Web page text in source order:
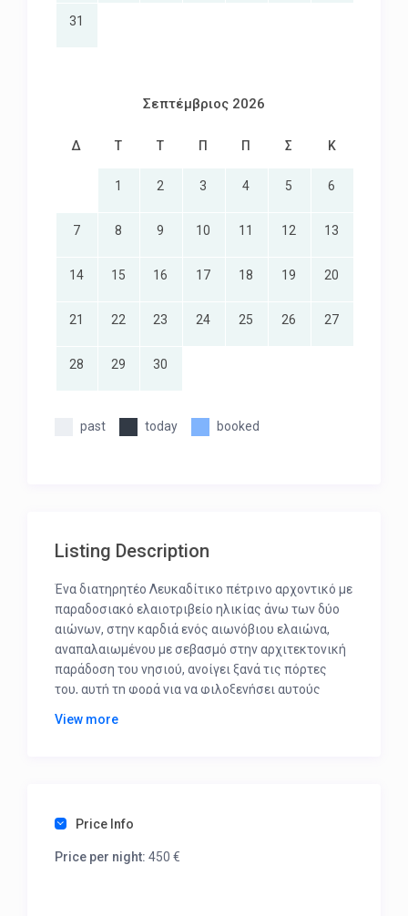
31
Σεπτέμβριος 2026
Δ Τ Τ Π Π Σ Κ
1 2 3 4 5 6
7 8 9 10 11 12 13
14 15 16 17 18 19 20
21 22 23 24 25 26 27
28 29 30
past today booked
Listing Description
Ένα διατηρητέο Λευκαδίτικο πέτρινο αρχοντικό με
παραδοσιακό ελαιοτριβείο ηλικίας άνω των δύο
αιώνων, στην καρδιά ενός αιωνόβιου ελαιώνα,
αναπαλαιωμένου με σεβασμό στην αρχιτεκτονική
παράδοση του νησιού, ανοίγει ξανά τις πόρτες
του, αυτή τη φορά για να φιλοξενήσει αυτούς
καθιστικού – κουζίνας, ενώ ολόκληρο το παλιό
ελαιοτριβείο «Αρμονία». μετατράπηκε σε μια
View more
Price Info
Price per night: 450 €